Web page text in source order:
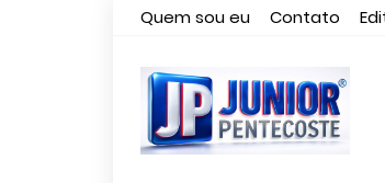
Quem sou eu Contato